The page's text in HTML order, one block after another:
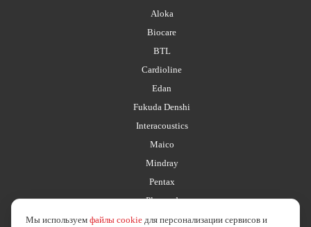
Aloka
Biocare
BTL
Cardioline
Edan
Fukuda Denshi
Interacoustics
Maico
Mindray
Pentax
Planmed
Мы используем файлы cookie для персонализации сервисов и